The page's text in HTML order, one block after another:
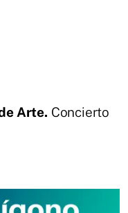
Arte. Concierto